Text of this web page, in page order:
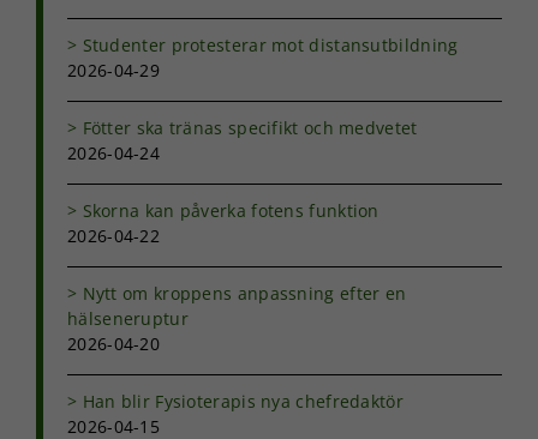
Studenter protesterar mot distansutbildning
2026-04-29
Fötter ska tränas specifikt och medvetet
2026-04-24
Skorna kan påverka fotens funktion
2026-04-22
Nytt om kroppens anpassning efter en
hälseneruptur
2026-04-20
Han blir Fysioterapis nya chefredaktör
2026-04-15
För att vår
hemsida ska
ditt besök.
de här
kakorna
kommer viss
från
hemsidan.